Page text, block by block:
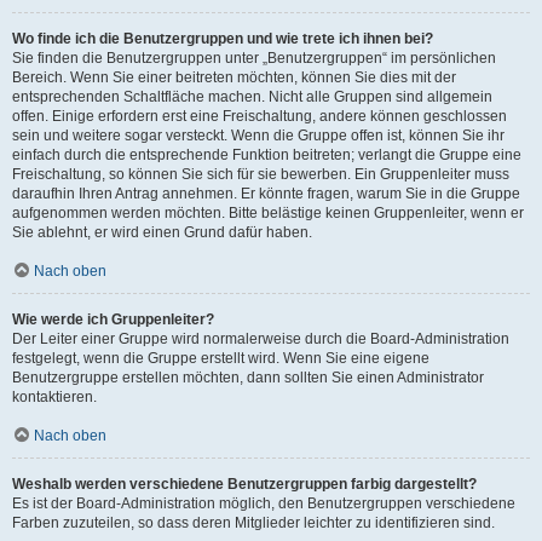
Wo finde ich die Benutzergruppen und wie trete ich ihnen bei?
Sie finden die Benutzergruppen unter „Benutzergruppen“ im persönlichen
Bereich. Wenn Sie einer beitreten möchten, können Sie dies mit der
entsprechenden Schaltfläche machen. Nicht alle Gruppen sind allgemein
offen. Einige erfordern erst eine Freischaltung, andere können geschlossen
sein und weitere sogar versteckt. Wenn die Gruppe offen ist, können Sie ihr
einfach durch die entsprechende Funktion beitreten; verlangt die Gruppe eine
Freischaltung, so können Sie sich für sie bewerben. Ein Gruppenleiter muss
daraufhin Ihren Antrag annehmen. Er könnte fragen, warum Sie in die Gruppe
aufgenommen werden möchten. Bitte belästige keinen Gruppenleiter, wenn er
Sie ablehnt, er wird einen Grund dafür haben.
Nach oben
Wie werde ich Gruppenleiter?
Der Leiter einer Gruppe wird normalerweise durch die Board-Administration
festgelegt, wenn die Gruppe erstellt wird. Wenn Sie eine eigene
Benutzergruppe erstellen möchten, dann sollten Sie einen Administrator
kontaktieren.
Nach oben
Weshalb werden verschiedene Benutzergruppen farbig dargestellt?
Es ist der Board-Administration möglich, den Benutzergruppen verschiedene
Farben zuzuteilen, so dass deren Mitglieder leichter zu identifizieren sind.